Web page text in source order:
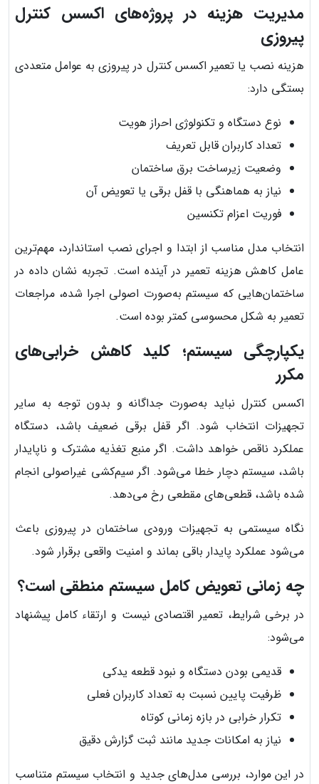
مدیریت هزینه در پروژه‌های اکسس کنترل
پیروزی
هزینه نصب یا تعمیر اکسس کنترل در پیروزی به عوامل متعددی
بستگی دارد:
نوع دستگاه و تکنولوژی احراز هویت
تعداد کاربران قابل تعریف
وضعیت زیرساخت برق ساختمان
نیاز به هماهنگی با قفل برقی یا تعویض آن
فوریت اعزام تکنسین
انتخاب مدل مناسب از ابتدا و اجرای نصب استاندارد، مهم‌ترین
عامل کاهش هزینه تعمیر در آینده است. تجربه نشان داده در
ساختمان‌هایی که سیستم به‌صورت اصولی اجرا شده، مراجعات
تعمیر به شکل محسوسی کمتر بوده است.
یکپارچگی سیستم؛ کلید کاهش خرابی‌های
مکرر
اکسس کنترل نباید به‌صورت جداگانه و بدون توجه به سایر
تجهیزات انتخاب شود. اگر قفل برقی ضعیف باشد، دستگاه
عملکرد ناقص خواهد داشت. اگر منبع تغذیه مشترک و ناپایدار
باشد، سیستم دچار خطا می‌شود. اگر سیم‌کشی غیراصولی انجام
شده باشد، قطعی‌های مقطعی رخ می‌دهد.
نگاه سیستمی به تجهیزات ورودی ساختمان در پیروزی باعث
می‌شود عملکرد پایدار باقی بماند و امنیت واقعی برقرار شود.
چه زمانی تعویض کامل سیستم منطقی است؟
در برخی شرایط، تعمیر اقتصادی نیست و ارتقاء کامل پیشنهاد
می‌شود:
قدیمی بودن دستگاه و نبود قطعه یدکی
ظرفیت پایین نسبت به تعداد کاربران فعلی
تکرار خرابی در بازه زمانی کوتاه
نیاز به امکانات جدید مانند ثبت گزارش دقیق
در این موارد، بررسی مدل‌های جدید و انتخاب سیستم متناسب